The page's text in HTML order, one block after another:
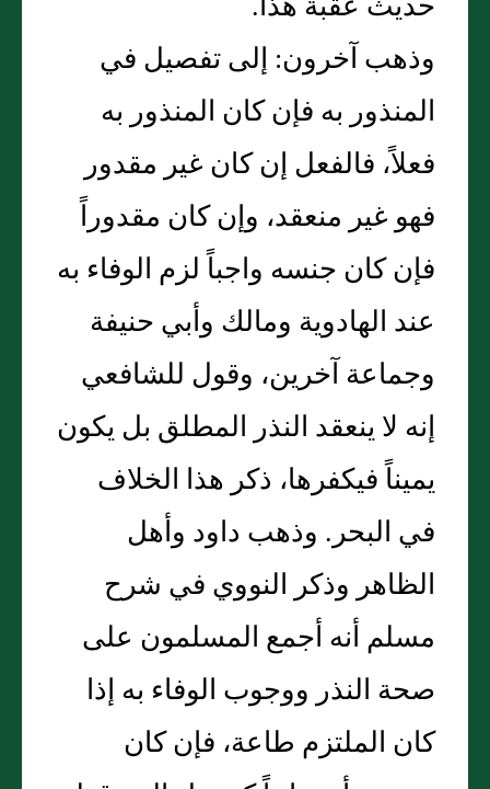
وذهب آخرون: إلى تفصيل في
المنذور به فإن كان المنذور به
فعلاً، فالفعل إن كان غير مقدور
فهو غير منعقد، وإن كان مقدوراً
فإن كان جنسه واجباً لزم الوفاء به
عند الهادوية ومالك وأبي حنيفة
وجماعة آخرين، وقول للشافعي
إنه لا ينعقد النذر المطلق بل يكون
يميناً فيكفرها، ذكر هذا الخلاف
في البحر. وذهب داود وأهل
الظاهر وذكر النووي في شرح
مسلم أنه أجمع المسلمون على
صحة النذر ووجوب الوفاء به إذا
كان الملتزم طاعة، فإن كان